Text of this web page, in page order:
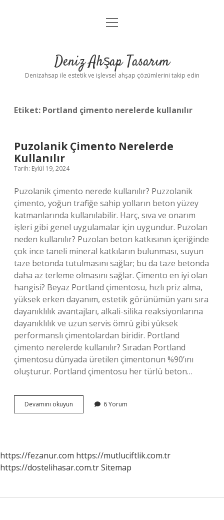
Anasayfa
Yasal Uyarı
menüyü
Deniz Ahşap Tasarım
Denizahsap ile estetik ve işlevsel ahşap çözümlerini takip edin
Etiket: Portland çimento nerelerde kullanılır
Puzolanik Çimento Nerelerde
Kullanılır
Tarih: Eylül 19, 2024
Puzolanik çimento nerede kullanılır? Puzzolanik
çimento, yoğun trafiğe sahip yolların beton yüzey
katmanlarında kullanılabilir. Harç, sıva ve onarım
işleri gibi genel uygulamalar için uygundur. Puzolan
neden kullanılır? Puzolan beton katkısının içeriğinde
çok ince taneli mineral katkıların bulunması, suyun
taze betonda tutulmasını sağlar; bu da taze betonda
daha az terleme olmasını sağlar. Çimento en iyi olan
hangisi? Beyaz Portland çimentosu, hızlı priz alma,
yüksek erken dayanım, estetik görünümün yanı sıra
dayanıklılık avantajları, alkali-silika reaksiyonlarına
dayanıklılık ve uzun servis ömrü gibi yüksek
performanslı çimentolardan biridir. Portland
çimento nerelerde kullanılır? Sıradan Portland
çimentosu dünyada üretilen çimentonun %90’ını
oluşturur. Portland çimentosu her türlü beton…
Devamını okuyun Puzolanik
Çimento
6 Yorum
https://fezanur.com https://mutluciftlik.com.tr
https://dostelihasar.com.trSitemap